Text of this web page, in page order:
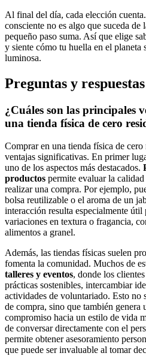
Al final del día, cada elección
consciente no es algo que suceda de
pequeño paso suma. Así que elige
y siente cómo tu huella en el planeta
luminosa.
Preguntas y respuestas
¿Cuáles son las principales
una tienda física de cero
Comprar en una tienda física de cero
ventajas significativas. En primer
uno de los aspectos más destacados.
productos permite evaluar la
realizar una compra. Por ejemplo,
bolsa reutilizable o el aroma de un
interacción resulta especialmente
variaciones en textura o fragancia,
alimentos a granel.
Además, las tiendas físicas suelen
fomenta la comunidad. Muchos de
talleres y eventos, donde los
prácticas sostenibles, intercambiar
actividades de voluntariado. Esto no
de compra, sino que también genera
compromiso hacia un estilo de vida
de conversar directamente con el
permite obtener asesoramiento
que puede ser invaluable al tomar